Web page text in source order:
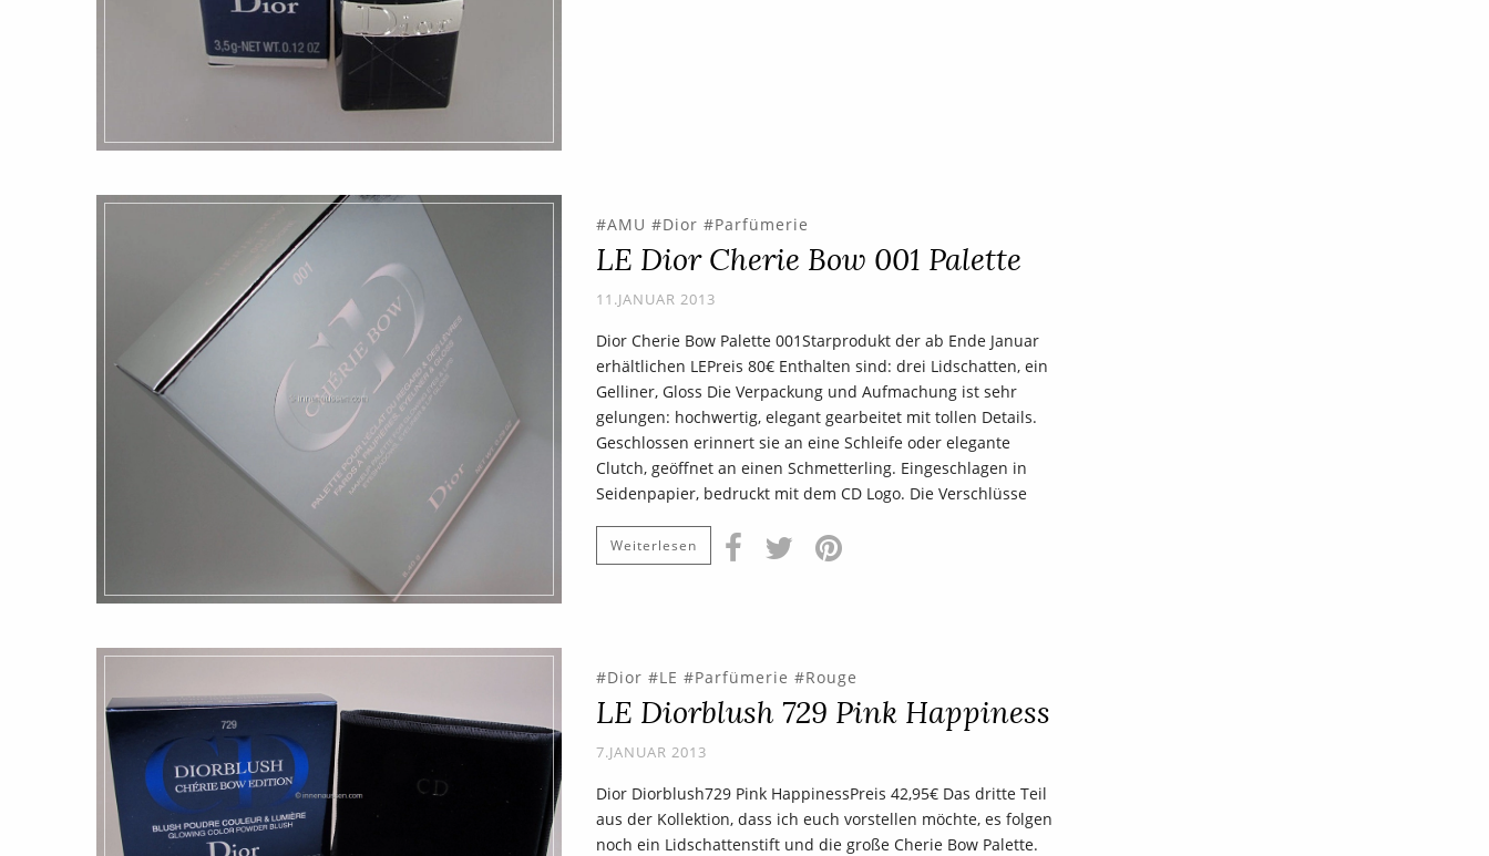
AMU Dior Parfümerie
LE Dior Cherie Bow 001 Palette
11.JANUAR 2013
Dior Cherie Bow Palette 001Starprodukt der ab Ende Januar
erhältlichen LEPreis 80€ Enthalten sind: drei Lidschatten, ein
Gelliner, Gloss Die Verpackung und Aufmachung ist sehr
gelungen: hochwertig, elegant gearbeitet mit tollen Details.
Geschlossen erinnert sie an eine Schleife oder elegante
Clutch, geöffnet an einen Schmetterling. Eingeschlagen in
Seidenpapier, bedruckt mit dem CD Logo. Die Verschlüsse
Weiterlesen
Dior LE Parfümerie Rouge
LE Diorblush 729 Pink Happiness
7.JANUAR 2013
Dior Diorblush729 Pink HappinessPreis 42,95€ Das dritte Teil
aus der Kollektion, dass ich euch vorstellen möchte, es folgen
noch ein Lidschattenstift und die große Cherie Bow Palette.